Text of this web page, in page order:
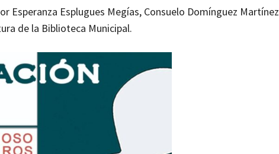
Esperanza Esplugues Megías, Consuelo Domínguez Martínez
de la Biblioteca Municipal.